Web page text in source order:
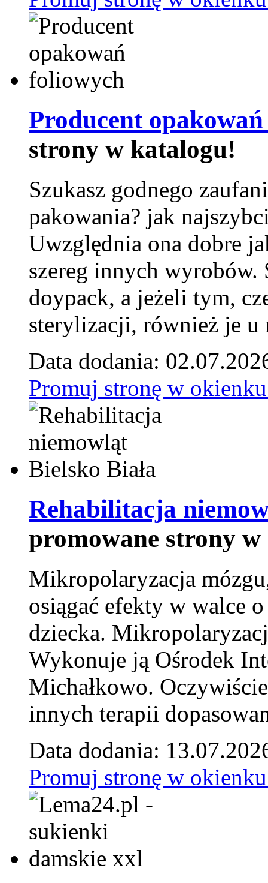
Producent
strony w katalogu!
Szukasz godnego
pakowania? jak
Uwzględnia ona dobre
szereg innych
doypack, a jeżeli tym,
sterylizacji, również je u
Data dodania:
Promuj stronę w
Rehabilitacja
promowane strony
Mikropolaryzacja
osiągać efekty w walce
dziecka.
Wykonuje ją Ośrodek
Michałkowo.
innych terapii
Data dodania:
Promuj stronę w